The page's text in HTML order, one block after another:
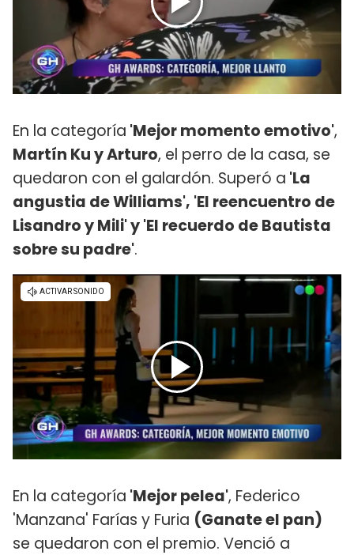
En la categoría 'Mejor momento emotivo',
Martín Ku y Arturo, el perro de la casa, se
quedaron con el galardón. Superó a 'La
angustia de Williams', 'El reencuentro de
Lisandro y Mili' y 'El recuerdo de Bautista
sobre su padre'.
En la categoría 'Mejor pelea', Federico
'Manzana' Farías y Furia (Ganate el pan)
se quedaron con el premio. Venció a